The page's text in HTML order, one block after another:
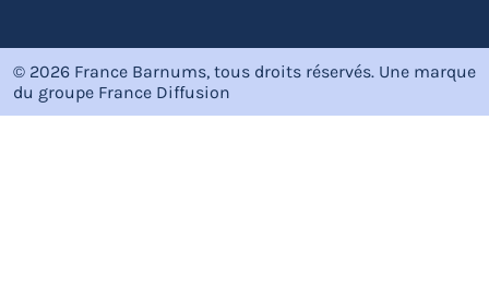
© 2026 France Barnums, tous droits réservés. Une marque
du groupe France Diffusion